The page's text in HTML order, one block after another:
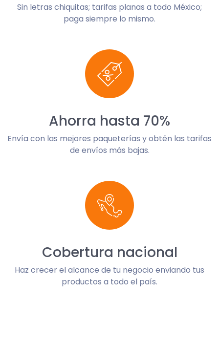
Sin letras chiquitas; tarifas planas a todo México;
paga siempre lo mismo.
Ahorra hasta 70%
Envía con las mejores paqueterías y obtén las tarifas
de envíos más bajas.
Cobertura nacional
Haz crecer el alcance de tu negocio enviando tus
productos a todo el país.